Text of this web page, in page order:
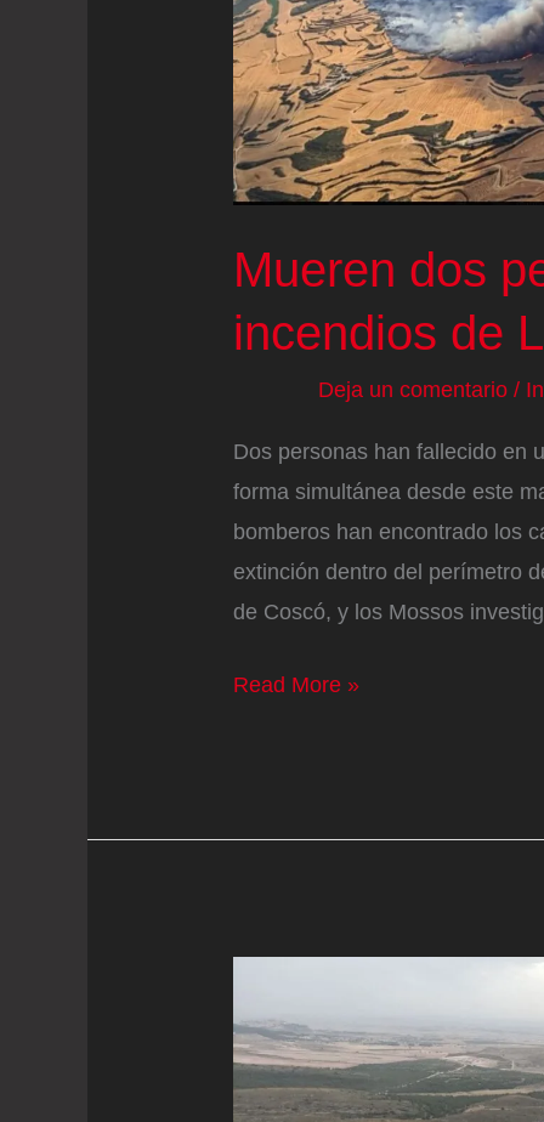
más
de
1.000
personas
Mueren dos
incendios de
Deja un comentario /
Dos personas han fallecido en
forma simultánea desde este
bomberos han encontrado los
extinción dentro del perímetro
de Coscó, y los Mossos
Mueren
los
Lleida
Read More »